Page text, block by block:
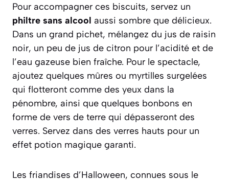
Pour accompagner ces biscuits, servez un
philtre sans alcool aussi sombre que délicieux.
Dans un grand pichet, mélangez du jus de raisin
noir, un peu de jus de citron pour l’acidité et de
l’eau gazeuse bien fraîche. Pour le spectacle,
ajoutez quelques mûres ou myrtilles surgelées
qui flotteront comme des yeux dans la
pénombre, ainsi que quelques bonbons en
forme de vers de terre qui dépasseront des
verres. Servez dans des verres hauts pour un
effet potion magique garanti.
Les friandises d’Halloween, connues sous le